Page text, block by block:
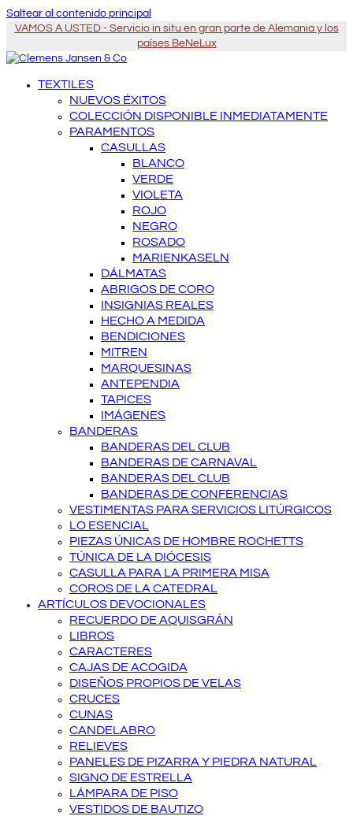
Saltear al contenido principal
VAMOS A USTED - Servicio in situ en gran parte de Alemania y los
países BeNeLux
TEXTILES
NUEVOS ÉXITOS
COLECCIÓN DISPONIBLE INMEDIATAMENTE
PARAMENTOS
CASULLAS
BLANCO
VERDE
VIOLETA
ROJO
NEGRO
ROSADO
MARIENKASELN
DÁLMATAS
ABRIGOS DE CORO
INSIGNIAS REALES
HECHO A MEDIDA
BENDICIONES
MITREN
MARQUESINAS
ANTEPENDIA
TAPICES
IMÁGENES
BANDERAS
BANDERAS DEL CLUB
BANDERAS DE CARNAVAL
BANDERAS DEL CLUB
BANDERAS DE CONFERENCIAS
VESTIMENTAS PARA SERVICIOS LITÚRGICOS
LO ESENCIAL
PIEZAS ÚNICAS DE HOMBRE ROCHETTS
TÚNICA DE LA DIÓCESIS
CASULLA PARA LA PRIMERA MISA
COROS DE LA CATEDRAL
ARTÍCULOS DEVOCIONALES
RECUERDO DE AQUISGRÁN
LIBROS
CARACTERES
CAJAS DE ACOGIDA
DISEÑOS PROPIOS DE VELAS
CRUCES
CUNAS
CANDELABRO
RELIEVES
PANELES DE PIZARRA Y PIEDRA NATURAL
SIGNO DE ESTRELLA
LÁMPARA DE PISO
VESTIDOS DE BAUTIZO